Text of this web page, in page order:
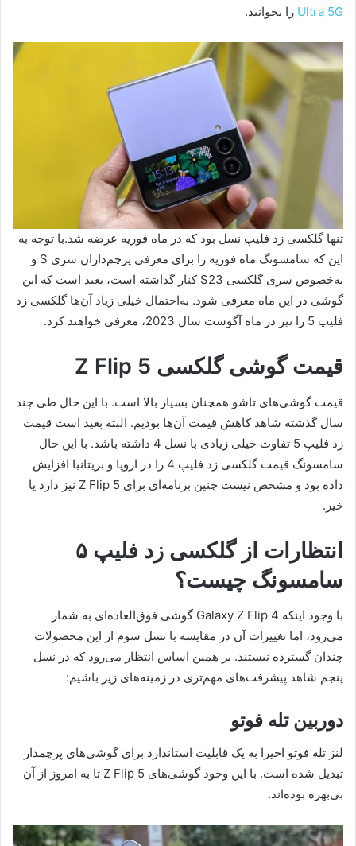
Ultra 5G را بخوانید.
تنها گلکسی زد فلیپ نسل بود که در ماه فوریه عرضه شد.با توجه به
این که سامسونگ ماه فوریه را برای معرفی پرچم‌داران سری S و
به‌خصوص سری گلکسی S23 کنار گذاشته است، بعید است که این
گوشی در این ماه معرفی شود. به‌احتمال خیلی زیاد آن‌ها گلکسی زد
فلیپ 5 را نیز در ماه آگوست سال 2023، معرفی خواهند کرد.
قیمت گوشی گلکسی Z Flip 5
قیمت گوشی‌های تاشو همچنان بسیار بالا است. با این حال طی چند
سال گذشته شاهد کاهش قیمت آن‌ها بودیم. البته بعید است قیمت
زد فلیپ 5 تفاوت خیلی زیادی با نسل 4 داشته باشد. با این حال
سامسونگ قیمت گلکسی زد فلیپ 4 را در اروپا و بریتانیا افزایش
داده بود و مشخص نیست چنین برنامه‌ای برای Z Flip 5 نیز دارد یا
خیر.
انتظارات از گلکسی زد فلیپ ۵
سامسونگ چیست؟
با وجود اینکه Galaxy Z Flip 4 گوشی فوق‌العاده‌ای به شمار
می‌رود، اما تغییرات آن در مقایسه با نسل سوم از این محصولات
چندان گسترده نیستند. بر همین اساس انتظار می‌رود که در نسل
پنجم شاهد پیشرفت‌های مهم‌تری در زمینه‌های زیر باشیم:
دوربین تله فوتو
لنز تله فوتو اخیرا به یک قابلیت استاندارد برای گوشی‌های پرچمدار
تبدیل شده است. با این وجود گوشی‌های Z Flip 5 تا به امروز از آن
بی‌بهره بوده‌اند.